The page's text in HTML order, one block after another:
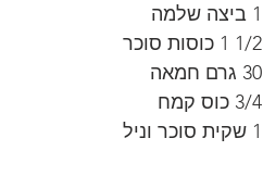
1 ביצה שלמה
1/2 1 כוסות סוכר
30 גרם חמאה
3/4 כוס קמח
1 שקית סוכר וניל